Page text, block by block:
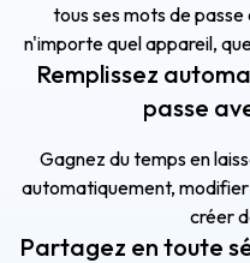
tous ses mots de
n'importe quel appareil,
Remplissez
passe
Gagnez du temps en
automatiquement,
créer
Partagez en toute